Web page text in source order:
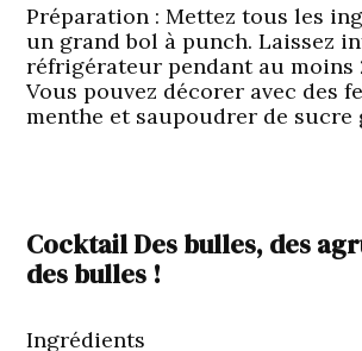
Préparation : Mettez tous les
un grand bol à punch. Laissez
réfrigérateur pendant au moins
Vous pouvez décorer avec des
menthe et saupoudrer de sucre
Cocktail Des bulles, des
des bulles !
Ingrédients